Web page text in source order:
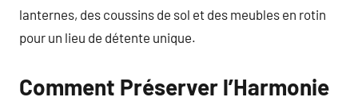
lanternes, des coussins de sol et des meubles en rotin
pour un lieu de détente unique.
Comment Préserver l’Harmonie